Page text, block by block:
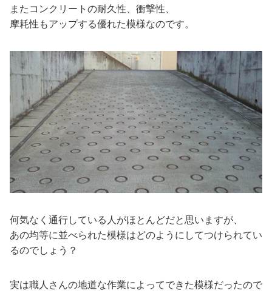
またコンクリートの耐久性、衝撃性、
摩耗性もアップする優れた模様なのです。
何気なく通行している人がほとんどだと思いますが、
あの均等に並べられた模様はどのようにしてつけられてい
るのでしょう？
実は職人さんの地道な作業によってできた模様だったので